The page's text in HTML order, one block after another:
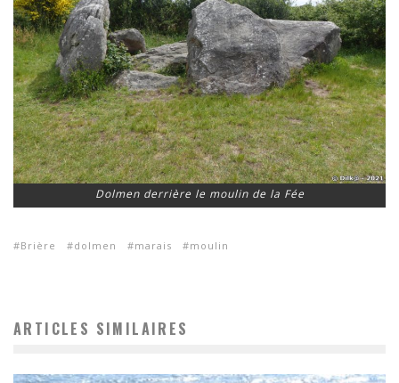
Dolmen derrière le moulin de la Fée
Brière dolmen marais moulin
ARTICLES SIMILAIRES